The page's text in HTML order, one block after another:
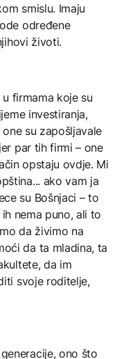
smislu. Imaju
određene
životi.
firmama koje su
investiranja,
su zapošljavale
par tih firmi – one
opstaju ovdje. Mi
ako vam ja
su Bošnjaci – to
nema puno, ali to
da živimo na
da ta mladina, ta
da im
svoje roditelje,
ono što